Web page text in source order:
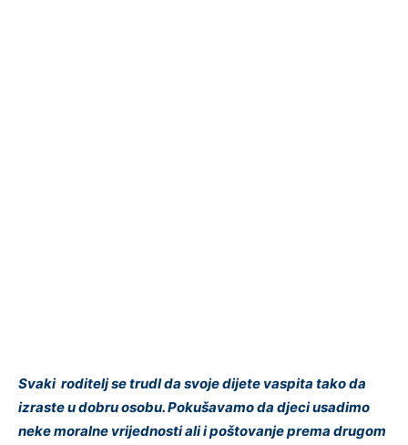
Svaki roditelj se trudI da svoje dijete vaspita tako da
izraste u dobru osobu. Pokušavamo da djeci usadimo
neke moralne vrijednosti ali i poštovanje prema drugom